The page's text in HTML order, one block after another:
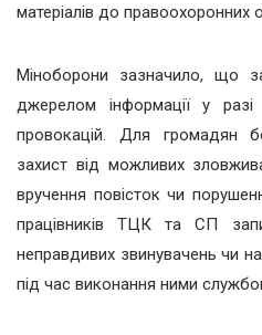
матеріалів до правоохоронних
Міноборони зазначило, що
джерелом інформації у разі
провокацій. Для громадян
захист від можливих
вручення повісток чи
працівників ТЦК та СП
неправдивих звинувачень чи
під час виконання ними